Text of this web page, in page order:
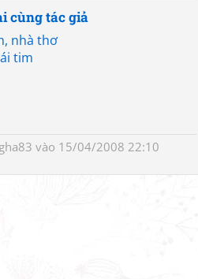
cùng tác giả
nhà thơ
tim
vào 15/04/2008 22:10